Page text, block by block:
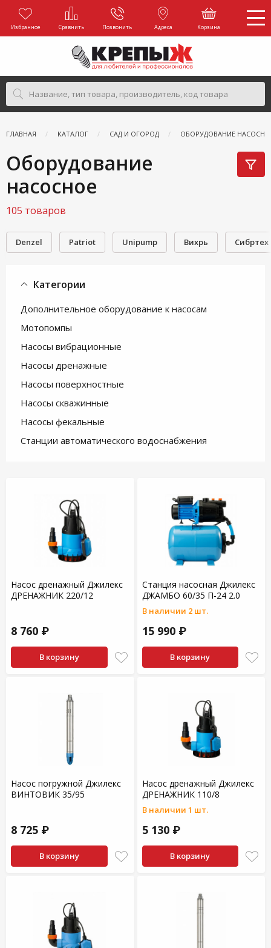
Избранное Сравнить Позвонить Адреса Корзина
ГЛАВНАЯ КАТАЛОГ САД И ОГОРОД ОБОРУДОВАНИЕ
Оборудование
насосное
105 товаров
Denzel Patriot Unipump Вихрь Сибртех
Категории
Дополнительное оборудование к насосам
Мотопомпы
Насосы вибрационные
Насосы дренажные
Насосы поверхностные
Насосы скважинные
Насосы фекальные
Станции автоматического водоснабжения
Насос дренажный Джилекс
ДРЕНАЖНИК 220/12
8 760 ₽
В корзину
Станция насосная Джилекс
ДЖАМБО 60/35 П-24 2.0
В наличии 2 шт.
15 990 ₽
В корзину
Насос погружной Джилекс
ВИНТОВИК 35/95
8 725 ₽
В корзину
Насос дренажный Джилекс
ДРЕНАЖНИК 110/8
В наличии 1 шт.
5 130 ₽
В корзину